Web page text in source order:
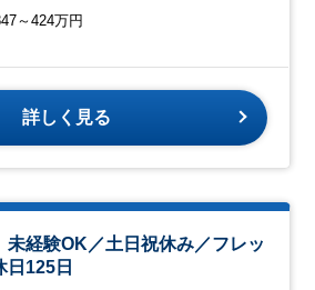
～424万円
詳しく見る
未経験OK／土日祝休み／フレッ
日125日